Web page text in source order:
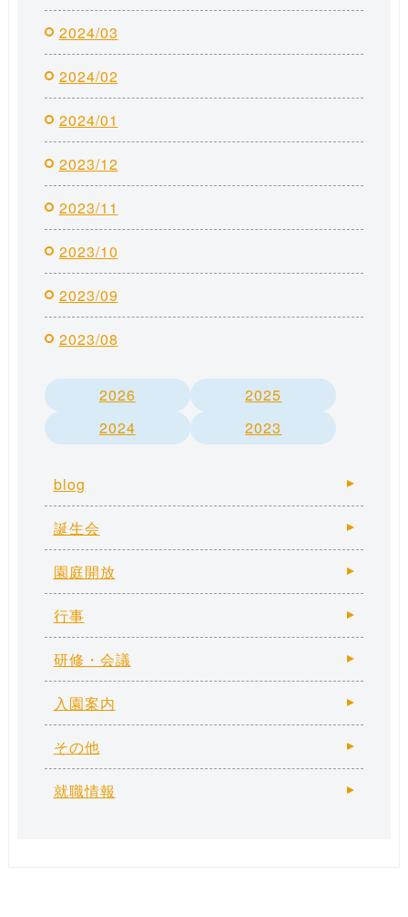
2024/03
2024/02
2024/01
2023/12
2023/11
2023/10
2023/09
2023/08
2026
2025
2024
2023
blog
誕生会
園庭開放
行事
研修・会議
入園案内
その他
就職情報